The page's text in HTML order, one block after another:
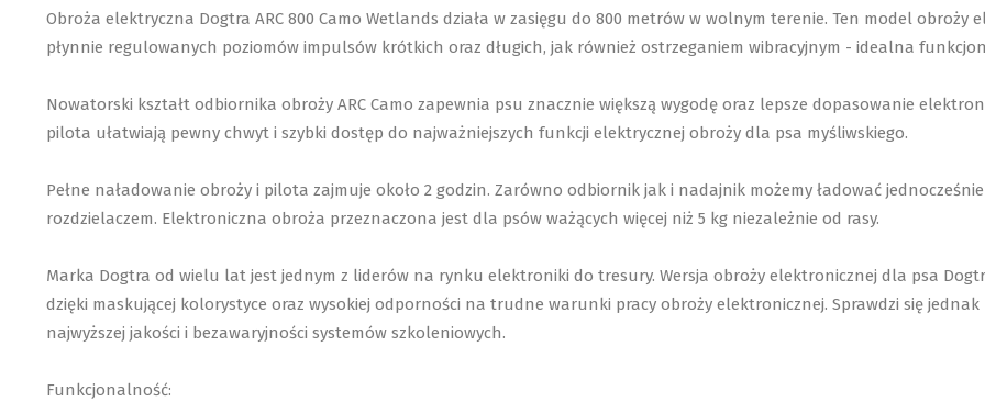
Obroża elektryczna Dogtra ARC 800 Camo Wetlands działa w zasięgu do 800 metrów w wolnym terenie. Ten model
płynnie regulowanych poziomów impulsów krótkich oraz długich, jak również ostrzeganiem wibracyjnym - idealna
Nowatorski kształt odbiornika obroży ARC Camo zapewnia psu znacznie większą wygodę oraz lepsze dopasowanie
pilota ułatwiają pewny chwyt i szybki dostęp do najważniejszych funkcji elektrycznej obroży dla psa myśliwskiego.
Pełne naładowanie obroży i pilota zajmuje około 2 godzin. Zarówno odbiornik jak i nadajnik możemy ładować
rozdzielaczem. Elektroniczna obroża przeznaczona jest dla psów ważących więcej niż 5 kg niezależnie od rasy.
Marka Dogtra od wielu lat jest jednym z liderów na rynku elektroniki do tresury. Wersja obroży elektronicznej dla psa
dzięki maskującej kolorystyce oraz wysokiej odporności na trudne warunki pracy obroży elektronicznej. Sprawdzi się
najwyższej jakości i bezawaryjności systemów szkoleniowych.
Funkcjonalność: